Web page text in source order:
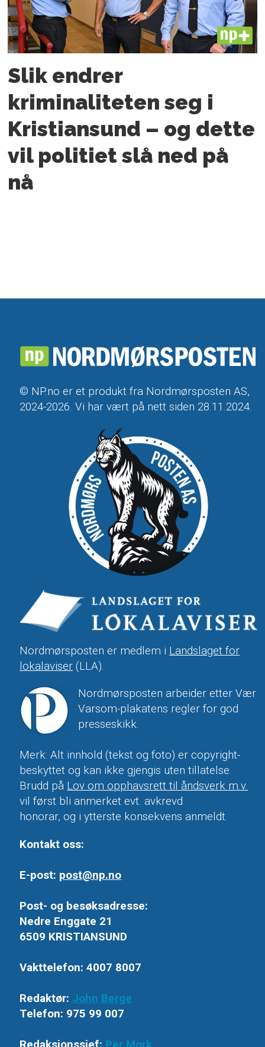
PLUS
Slik endrer
kriminaliteten seg i
Kristiansund – og dette
vil politiet slå ned på
nå
© NP.no er et produkt fra Nordmørsposten AS,
2024-2026. Vi har vært på nett siden 28.11.2024.
Nordmørsposten er medlem i Landslaget for
lokalaviser (LLA).
Nordmørsposten arbeider etter Vær
Varsom-plakatens regler for god
presseskikk.
Merk: Alt innhold (tekst og foto) er copyright-
beskyttet og kan ikke gjengis uten tillatelse.
Brudd på Lov om opphavsrett til åndsverk m.v.
vil først bli anmerket evt. avkrevd
honorar, og i ytterste konsekvens anmeldt.
Kontakt oss:
E-post: post@np.no
Post- og besøksadresse:
Nedre Enggate 21
6509 KRISTIANSUND
Vakttelefon: 4007 8007
Redaktør: John Berge
Telefon: 975 99 007